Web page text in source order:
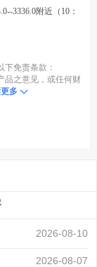
3336.0附近（10：
免责条款：
品之意见，或任何财
多
2026-08-10
2026-08-07